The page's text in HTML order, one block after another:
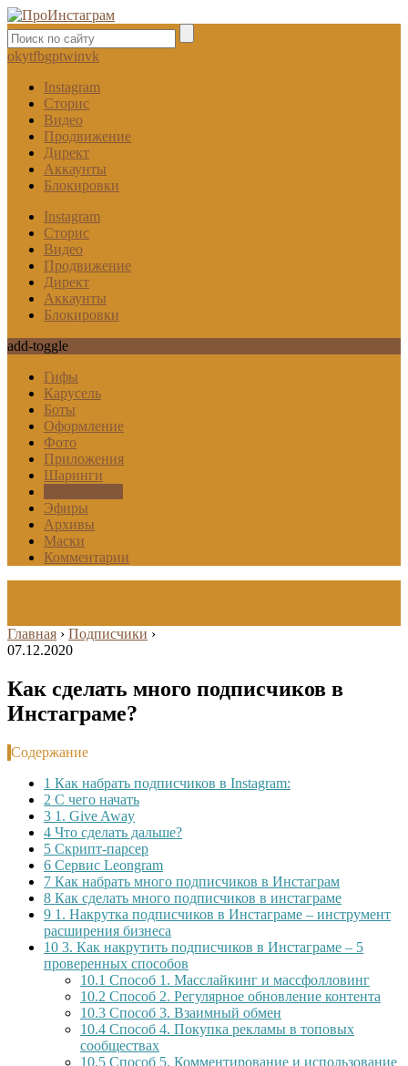
okytfbgptwinvk
Instagram
Сторис
Видео
Продвижение
Директ
Аккаунты
Блокировки
Instagram
Сторис
Видео
Продвижение
Директ
Аккаунты
Блокировки
add-toggle
Гифы
Карусель
Боты
Оформление
Фото
Приложения
Шаринги
Эфиры
Архивы
Маски
Комментарии
Главная › Подписчики ›
07.12.2020
Как сделать много подписчиков в
Инстаграме?
Содержание
1 Как набрать подписчиков в Instagram:
2 С чего начать
3 1. Give Away
4 Что сделать дальше?
5 Скрипт-парсер
6 Сервис Leongram
7 Как набрать много подписчиков в Инстаграм
8 Как сделать много подписчиков в инстаграме
9 1. Накрутка подписчиков в Инстаграме – инструмент
расширения бизнеса
10 3. Как накрутить подписчиков в Инстаграме – 5
проверенных способов
10.1 Способ 1. Масслайкинг и массфолловинг
10.2 Способ 2. Регулярное обновление контента
10.3 Способ 3. Взаимный обмен
10.4 Способ 4. Покупка рекламы в топовых
сообществах
10.5 Способ 5. Комментирование и использование